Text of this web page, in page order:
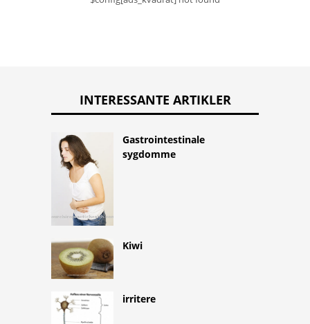
INTERESSANTE ARTIKLER
Gastrointestinale
sygdomme
Kiwi
irritere